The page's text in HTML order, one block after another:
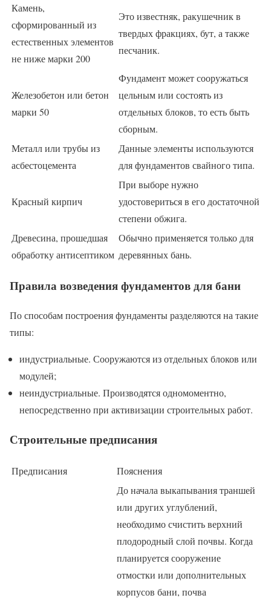
Камень,
сформированный из
естественных элементов
не ниже марки 200
Это известняк, ракушечник в
твердых фракциях, бут, а также
песчаник.
Железобетон или бетон
марки 50
Фундамент может сооружаться
цельным или состоять из
отдельных блоков, то есть быть
сборным.
Металл или трубы из
асбестоцемента
Данные элементы используются
для фундаментов свайного типа.
Красный кирпич
При выборе нужно
удостовериться в его достаточной
степени обжига.
Древесина, прошедшая
обработку антисептиком
Обычно применяется только для
деревянных бань.
Правила возведения фундаментов для бани
По способам построения фундаменты разделяются на такие
типы:
индустриальные. Сооружаются из отдельных блоков или
модулей;
неиндустриальные. Производятся одномоментно,
непосредственно при активизации строительных работ.
Строительные предписания
Предписания Пояснения
До начала выкапывания траншей
или других углублений,
необходимо счистить верхний
плодородный слой почвы. Когда
планируется сооружение
отмостки или дополнительных
корпусов бани, почва